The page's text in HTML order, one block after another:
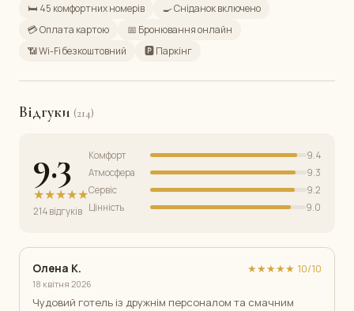
🛏️ 45 комфортних номерів
🍳 Сніданок включено
💳 Оплата картою
📅 Бронювання онлайн
📶 Wi-Fi безкоштовний
🅿️ Паркінг
Відгуки (214)
9.3
★★★★★
214 відгуків
Комфорт
9.4
Атмосфера
9.3
Сервіс
9.2
Цінність
9.0
Олена К.
18 квітня 2026
★★★★★ 10/10
Чудовий готель із дружнім персоналом та смачним